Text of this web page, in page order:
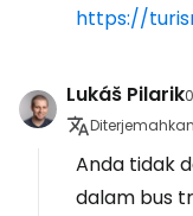
https://
Lukáš Pilarik
Anda tidak
dalam bus